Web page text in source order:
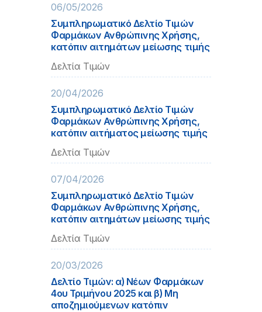
06/05/2026
Συμπληρωματικό Δελτίο Τιμών
Φαρμάκων Ανθρώπινης Χρήσης,
κατόπιν αιτημάτων μείωσης τιμής
Δελτία Τιμών
20/04/2026
Συμπληρωματικό Δελτίο Τιμών
Φαρμάκων Ανθρώπινης Χρήσης,
κατόπιν αιτήματος μείωσης τιμής
Δελτία Τιμών
07/04/2026
Συμπληρωματικό Δελτίο Τιμών
Φαρμάκων Ανθρώπινης Χρήσης,
κατόπιν αιτημάτων μείωσης τιμής
Δελτία Τιμών
20/03/2026
Δελτίο Τιμών: α) Νέων Φαρμάκων
4ου Τριμήνου 2025 και β) Μη
αποζημιούμενων κατόπιν